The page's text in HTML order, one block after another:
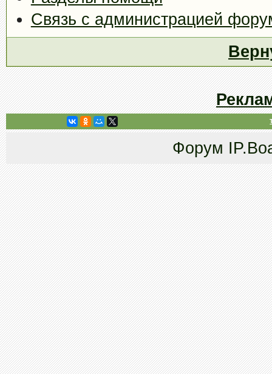
Связь с администрацией
Форум